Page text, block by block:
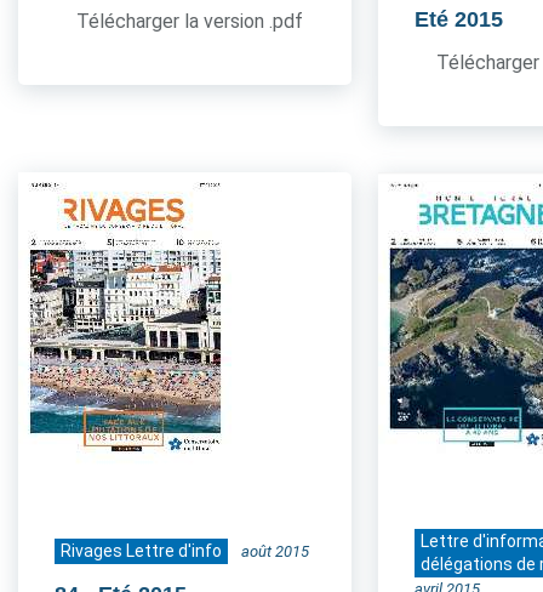
Télécharger la version .pdf
Eté 2015
Rivages Lettre d'info août 2015
Lettre
délégations de